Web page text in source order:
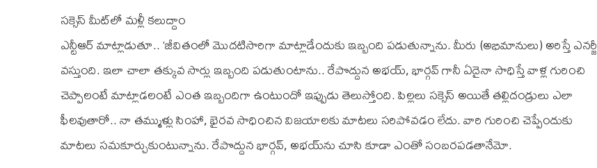
సక్సెస్ మీట్‌లో మళ్లీ కలుద్దాం
ఎన్టీఆర్ మాట్లాడుతూ.. ‘జీవితంలో మొదటిసారిగా మాట్లాడేందుకు ఇబ్బంది పడుతున్నాను. మీరు (అభిమానులు) అరిస్తే ఎనర్జీ
వస్తుంది. ఇలా చాలా తక్కువ సార్లు ఇబ్బంది పడుతుంటాను.. రేపొద్దున అభయ్, భార్గవ్ గానీ ఏదైనా సాధిస్తే వాళ్ల గురించి
చెప్పాలంటే మాట్లాడలంటే ఎంత ఇబ్బందిగా ఉంటుందో ఇప్పుడు తెలుస్తోంది. పిల్లలు సక్సెస్ అయితే తల్లిదండ్రులు ఎలా
ఫీలవుతారో.. నా తమ్ముళ్లు సింహా, భైరవ సాధించిన విజయాలకు మాటలు సరిపోవడం లేదు. వారి గురించి చెప్పేందుకు
మాటలు సమకూర్చుకుంటున్నాను. రేపొద్దున భార్గవ్, అభయ్‌ను చూసి కూడా ఎంతో సంబరపడతానేమో.